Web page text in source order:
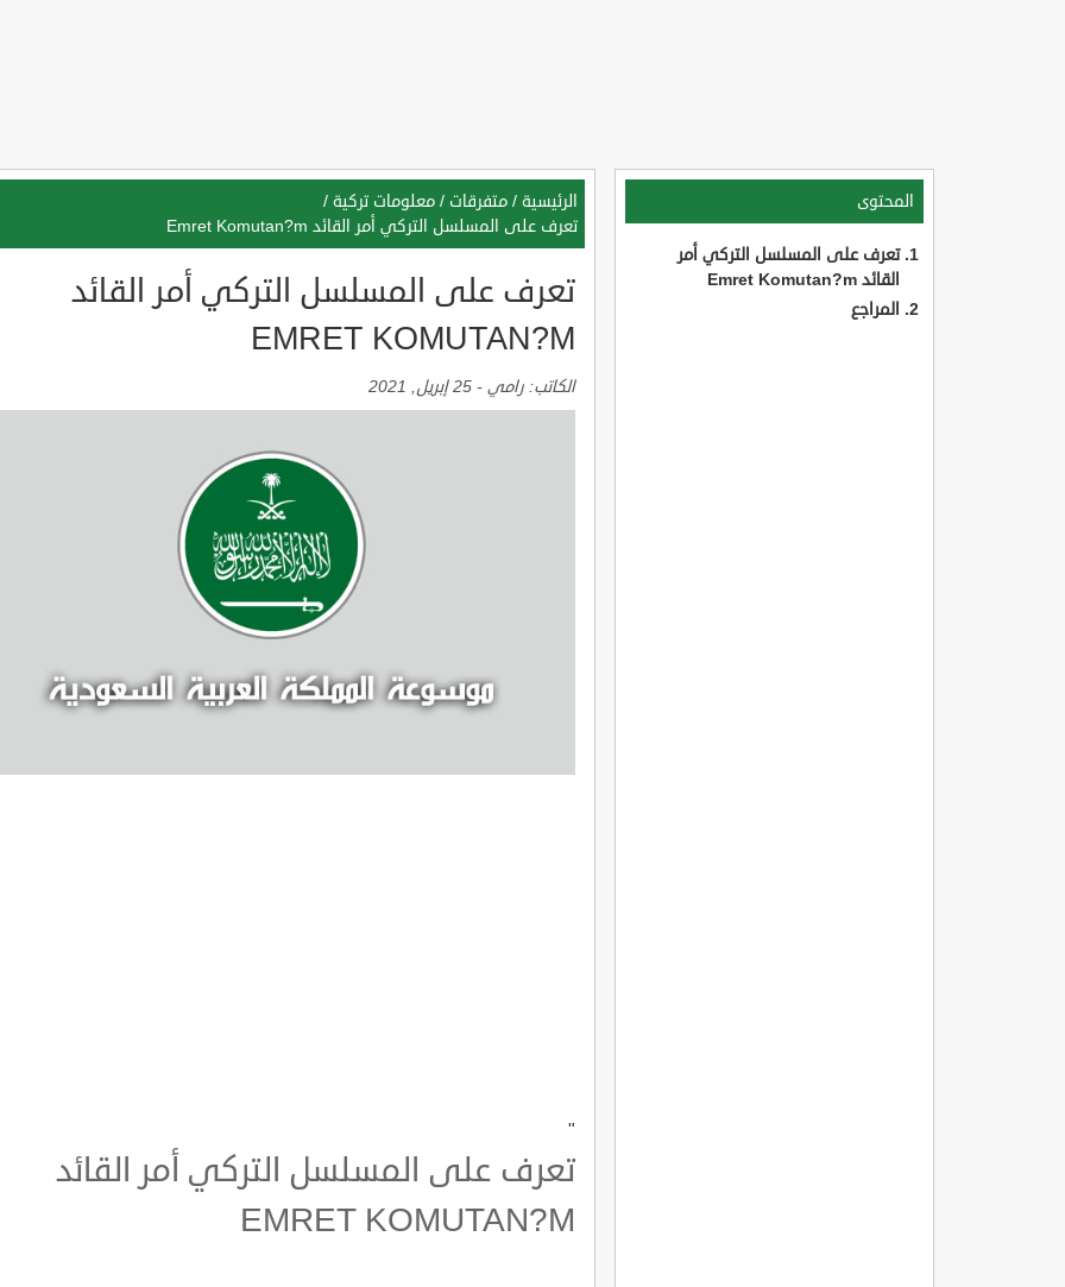
المحتوى
تعرف على المسلسل التركي أمر
القائد Emret Komutan?m
المراجع
الرئيسية / متفرقات / معلومات تركية /
تعرف على المسلسل التركي أمر القائد Emret Komutan?m
تعرف على المسلسل التركي أمر القائد
EMRET KOMUTAN?M
الكاتب: رامي - 25 إبريل, 2021
"
تعرف على المسلسل التركي أمر القائد
EMRET KOMUTAN?M